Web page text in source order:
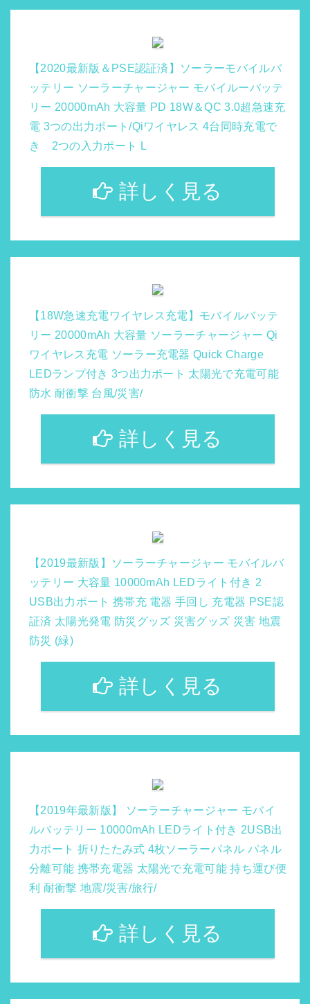
【2020最新版＆PSE認証済】ソーラーモバイルバ
ッテリー ソーラーチャージャー モバイルーバッテ
リー 20000mAh 大容量 PD 18W＆QC 3.0超急速充
電 3つの出力ポート/Qiワイヤレス 4台同時充電で
き 2つの入力ポート L
詳しく見る
【18W急速充電ワイヤレス充電】モバイルバッテ
リー 20000mAh 大容量 ソーラーチャージャー Qi
ワイヤレス充電 ソーラー充電器 Quick Charge
LEDランプ付き 3つ出力ポート 太陽光で充電可能
防水 耐衝撃 台風/災害/
詳しく見る
【2019最新版】ソーラーチャージャー モバイルバ
ッテリー 大容量 10000mAh LEDライト付き 2
USB出力ポート 携帯充 電器 手回し 充電器 PSE認
証済 太陽光発電 防災グッズ 災害グッズ 災害 地震
防災 (緑)
詳しく見る
【2019年最新版】 ソーラーチャージャー モバイ
ルバッテリー 10000mAh LEDライト付き 2USB出
力ポート 折りたたみ式 4枚ソーラーパネル パネル
分離可能 携帯充電器 太陽光で充電可能 持ち運び便
利 耐衝撃 地震/災害/旅行/
詳しく見る